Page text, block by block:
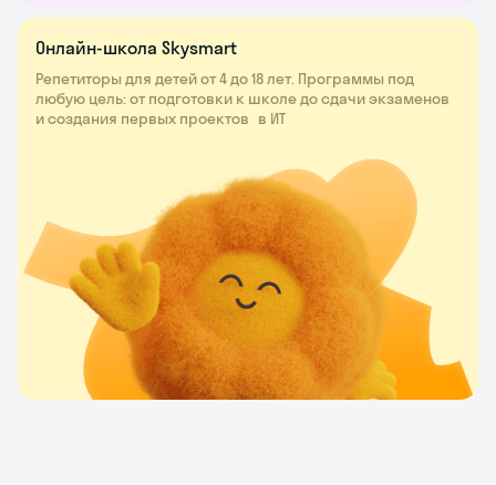
Онлайн-школа Skysmart
Репетиторы для детей от 4 до 18 лет. Программы под
любую цель: от подготовки к школе до сдачи экзаменов
и создания первых проектов в ИТ